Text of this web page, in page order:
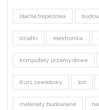
blacha trapezowa
działki elektronika
komputery przemysłowe
Kurs zawodowy lcd
materiały budowlane